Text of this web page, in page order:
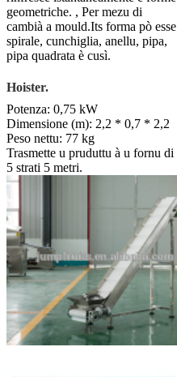
geometriche. , Per mezu di
cambià a mould.Its forma pò esse
spirale, cunchiglia, anellu, pipa,
pipa quadrata è cusì.
Hoister.
Potenza: 0,75 kW
Dimensione (m): 2,2 * 0,7 * 2,2
Peso nettu: 77 kg
Trasmette u pruduttu à u fornu di
5 strati 5 metri.